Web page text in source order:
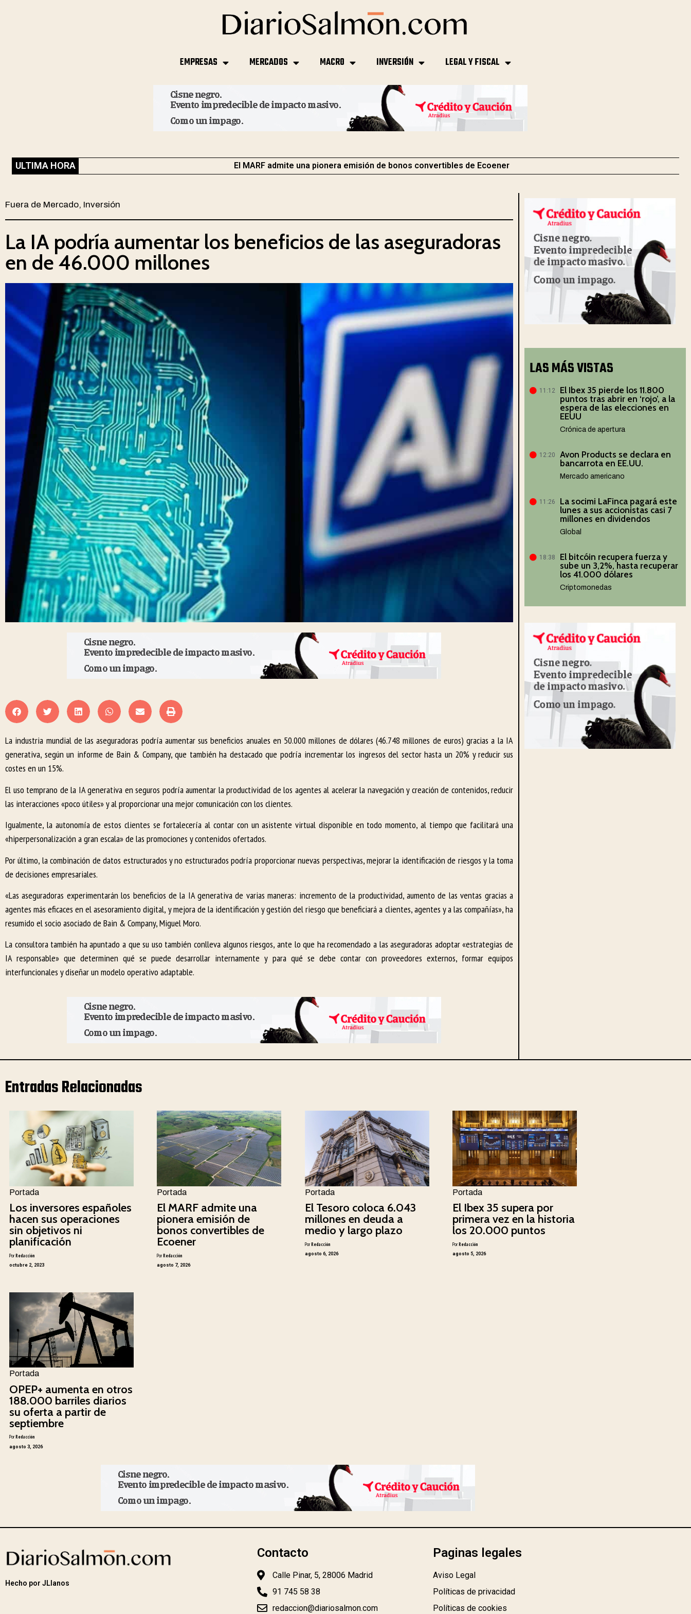
EMPRESAS MERCADOS MACRO INVERSIÓN LEGAL Y FISCAL
ULTIMA HORA El MARF admite una pionera emisión de bonos convertibles de Ecoener
Fuera de Mercado, Inversión
La IA podría aumentar los beneficios de las aseguradoras
en de 46.000 millones
La industria mundial de las aseguradoras podría aumentar sus beneficios anuales en 50.000 millones de dólares (46.748 millones de euros) gracias a la IA
generativa, según un informe de Bain & Company, que también ha destacado que podría incrementar los ingresos del sector hasta un 20% y reducir sus
costes en un 15%.
El uso temprano de la IA generativa en seguros podría aumentar la productividad de los agentes al acelerar la navegación y creación de contenidos, reducir
las interacciones «poco útiles» y al proporcionar una mejor comunicación con los clientes.
Igualmente, la autonomía de estos clientes se fortalecería al contar con un asistente virtual disponible en todo momento, al tiempo que facilitará una
«hiperpersonalización a gran escala» de las promociones y contenidos ofertados.
Por último, la combinación de datos estructurados y no estructurados podría proporcionar nuevas perspectivas, mejorar la identificación de riesgos y la toma
de decisiones empresariales.
«Las aseguradoras experimentarán los beneficios de la IA generativa de varias maneras: incremento de la productividad, aumento de las ventas gracias a
agentes más eficaces en el asesoramiento digital, y mejora de la identificación y gestión del riesgo que beneficiará a clientes, agentes y a las compañías», ha
resumido el socio asociado de Bain & Company, Miguel Moro.
La consultora también ha apuntado a que su uso también conlleva algunos riesgos, ante lo que ha recomendado a las aseguradoras adoptar «estrategias de
IA responsable» que determinen qué se puede desarrollar internamente y para qué se debe contar con proveedores externos, formar equipos
interfuncionales y diseñar un modelo operativo adaptable.
LAS MÁS VISTAS
11:12
El Ibex 35 pierde los 11.800
puntos tras abrir en ‘rojo’, a la
espera de las elecciones en
EEUU
Crónica de apertura
12:20
Avon Products se declara en
bancarrota en EE.UU.
Mercado americano
11:26
La socimi LaFinca pagará este
lunes a sus accionistas casi 7
millones en dividendos
Global
18:38
El bitcóin recupera fuerza y
sube un 3,2%, hasta recuperar
los 41.000 dólares
Criptomonedas
Entradas Relacionadas
Portada
Los inversores españoles
hacen sus operaciones
sin objetivos ni
planificación
PorRedacción
octubre 2, 2023
Portada
El MARF admite una
pionera emisión de
bonos convertibles de
Ecoener
PorRedacción
agosto 7, 2026
Portada
El Tesoro coloca 6.043
millones en deuda a
medio y largo plazo
PorRedacción
agosto 6, 2026
Portada
El Ibex 35 supera por
primera vez en la historia
los 20.000 puntos
PorRedacción
agosto 5, 2026
Portada
OPEP+ aumenta en otros
188.000 barriles diarios
su oferta a partir de
septiembre
PorRedacción
agosto 3, 2026
Hecho por JLlanos
Contacto
Calle Pinar, 5, 28006 Madrid
91 745 58 38
redaccion@diariosalmon.com
Paginas legales
Aviso Legal
Políticas de privacidad
Políticas de cookies